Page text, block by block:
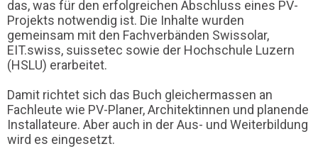
das, was für den erfolgreichen Abschluss eines PV-
Projekts notwendig ist. Die Inhalte wurden
gemeinsam mit den Fachverbänden Swissolar,
EIT.swiss, suissetec sowie der Hochschule Luzern
(HSLU) erarbeitet.
Damit richtet sich das Buch gleichermassen an
Fachleute wie PV-Planer, Architektinnen und planende
Installateure. Aber auch in der Aus- und Weiterbildung
wird es eingesetzt.